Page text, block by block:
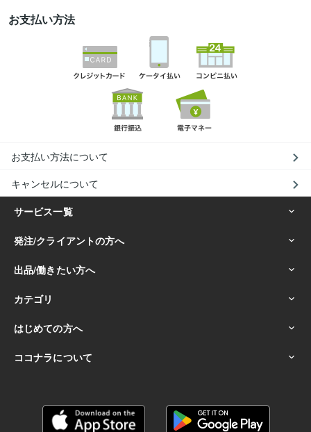
お支払い方法
お支払い方法について
キャンセルについて